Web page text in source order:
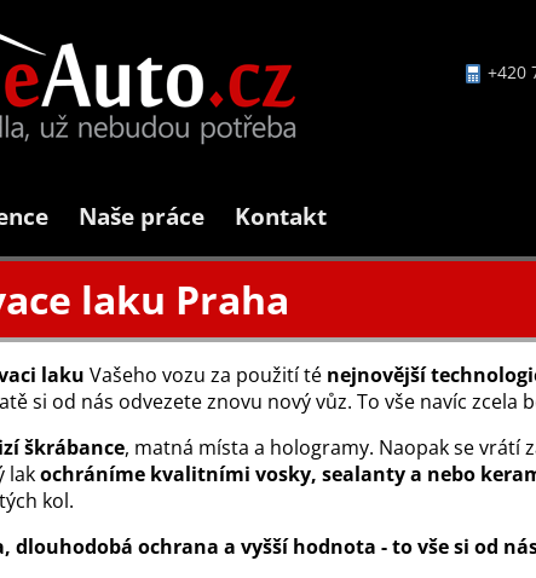
+420
Naše práce Kontakt
laku Praha
laku Vašeho vozu za použití té nejnovější
si od nás odvezete znovu nový vůz. To vše navíc zcela
škrábance, matná místa a hologramy. Naopak se vrátí
lakochráníme kvalitními vosky, sealanty a nebo
kol.
dlouhodobá ochrana a vyšší hodnota - to vše si od